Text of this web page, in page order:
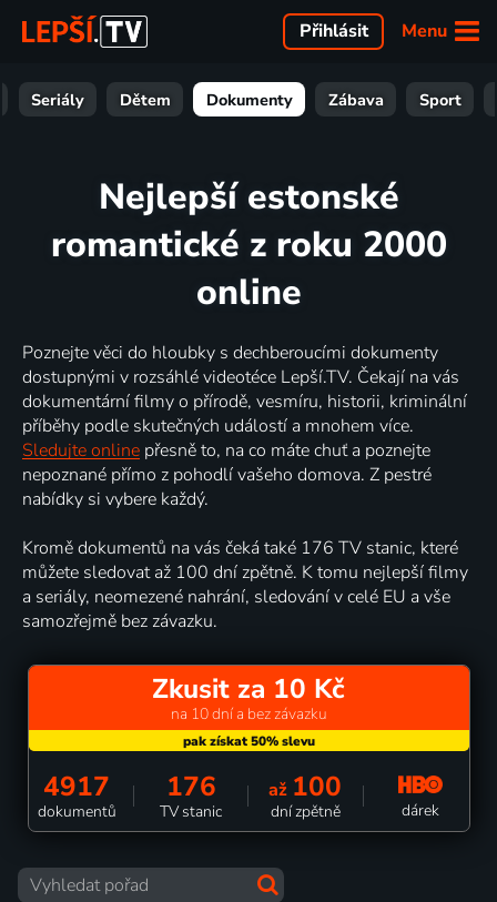
Menu
Přihlásit
Seriály Dětem Dokumenty Zábava Sport
Nejlepší estonské
romantické z roku 2000
online
Poznejte věci do hloubky s dechberoucími dokumenty
dostupnými v rozsáhlé videotéce Lepší.TV. Čekají na vás
dokumentární filmy o přírodě, vesmíru, historii, kriminální
příběhy podle skutečných událostí a mnohem více.
Sledujte online přesně to, na co máte chuť a poznejte
nepoznané přímo z pohodlí vašeho domova. Z pestré
nabídky si vybere každý.
Kromě dokumentů na vás čeká také 176 TV stanic, které
můžete sledovat až 100 dní zpětně. K tomu nejlepší filmy
a seriály, neomezené nahrání, sledování v celé EU a vše
samozřejmě bez závazku.
Zkusit za 10 Kč
na 10 dní a bez závazku
4917
dokumentů
176
TV stanic
až 100
dní zpětně dárek